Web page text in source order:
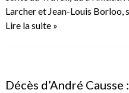
Larcher et Jean-Louis
Lire la suite »
Décès d’André